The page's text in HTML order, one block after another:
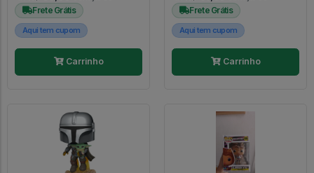
Frete Grátis
Aqui tem cupom
Carrinho
Frete Grátis
Aqui tem cupom
Carrinho